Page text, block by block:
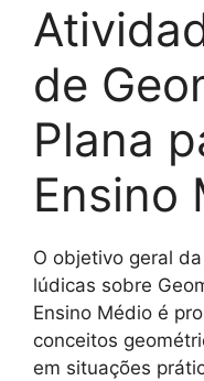
de
Plana
Ensino
O objetivo geral
lúdicas sobre
Ensino Médio é
conceitos
em situações